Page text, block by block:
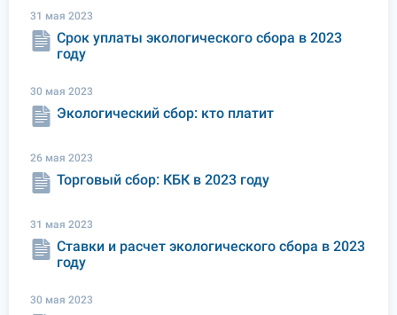
31 мая 2023
Cрок уплаты экологического сбора в 2023
году
30 мая 2023
Экологический сбор: кто платит
26 мая 2023
Торговый сбор: КБК в 2023 году
31 мая 2023
Ставки и расчет экологического сбора в 2023
году
30 мая 2023